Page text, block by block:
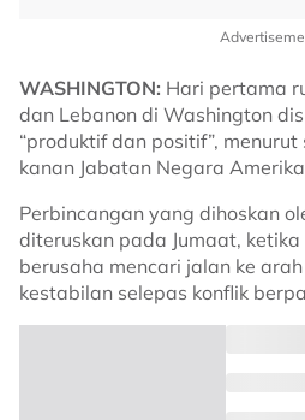
WASHINGTON: Hari pertama
dan Lebanon di Washington
“produktif dan positif”,
kanan Jabatan Negara
Perbincangan yang dihoskan
diteruskan pada Jumaat,
berusaha mencari jalan ke
kestabilan selepas konflik